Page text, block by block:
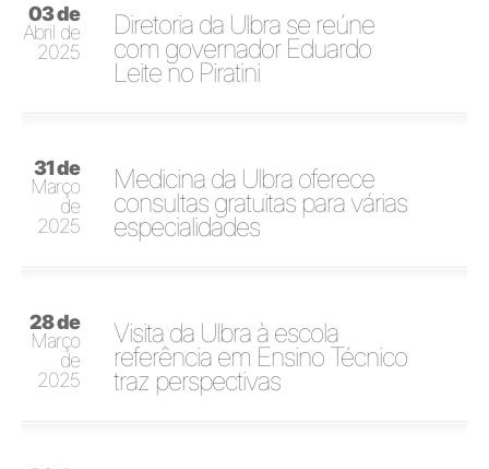
03 de
Abril de
2025
Diretoria da Ulbra se reúne
com governador Eduardo
Leite no Piratini
31 de
Março
de
2025
Medicina da Ulbra oferece
consultas gratuitas para várias
especialidades
28 de
Março
de
2025
Visita da Ulbra à escola
referência em Ensino Técnico
traz perspectivas